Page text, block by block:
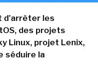
d'arrêter les
des projets
Linux, projet Lenix,
séduire la